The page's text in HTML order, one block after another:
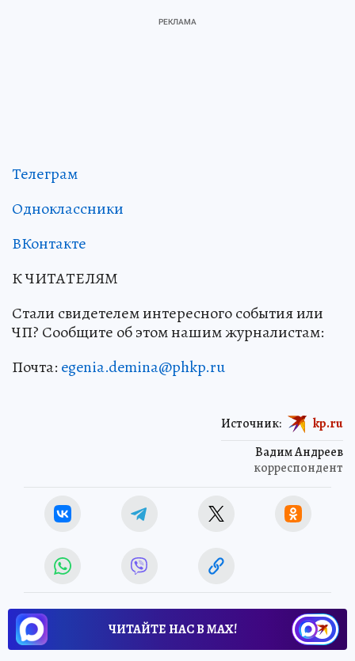
Телеграм
Одноклассники
ВКонтакте
К ЧИТАТЕЛЯМ
Стали свидетелем интересного события или
ЧП? Сообщите об этом нашим журналистам:
Почта: egenia.demina@phkp.ru
Вадим Андреев
корреспондент
Источник: kp.ru
ЧИТАЙТЕ НАС В МАХ!